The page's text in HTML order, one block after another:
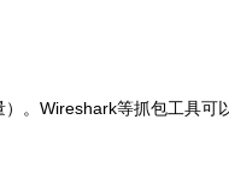
）。Wireshark等抓包工具可